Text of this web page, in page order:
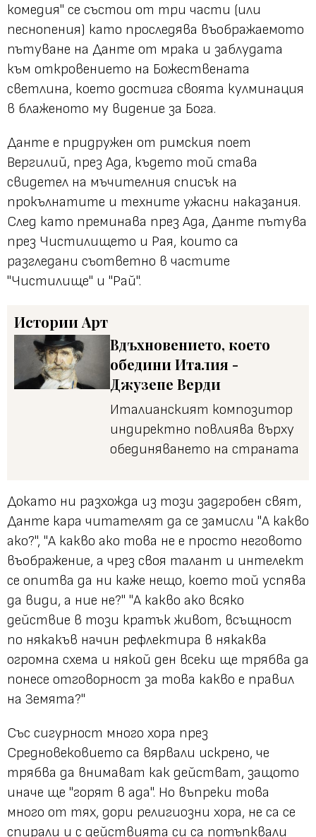
комедия" се състои от три части (или
песнопения) като проследява въображаемото
пътуване на Данте от мрака и заблудата
към откровението на Божествената
светлина, което достига своята кулминация
в блаженото му видение за Бога.
Данте е придружен от римския поет
Вергилий, през Ада, където той става
свидетел на мъчителния списък на
прокълнатите и техните ужасни наказания.
След като преминава през Ада, Данте пътува
през Чистилището и Рая, които са
разгледани съответно в частите
"Чистилище" и "Рай".
ИсторииАрт
Вдъхновението, което
обедини Италия -
Джузепе Верди
Италианският композитор
индиректно повлиява върху
обединяването на страната
Докато ни разхожда из този задгробен свят,
Данте кара читателят да се замисли "А какво
ако?", "А какво ако това не е просто неговото
въображение, а чрез своя талант и интелект
се опитва да ни каже нещо, което той успява
да види, а ние не?" "А какво ако всяко
действие в този кратък живот, всъщност
по някакъв начин рефлектира в някаква
огромна схема и някой ден всеки ще трябва да
понесе отговорност за това какво е правил
на Земята?"
Със сигурност много хора през
Средновековието са вярвали искрено, че
трябва да внимават как действат, защото
иначе ще "горят в ада". Но въпреки това
много от тях, дори религиозни хора, не са се
спирали и с действията си са потъпквали